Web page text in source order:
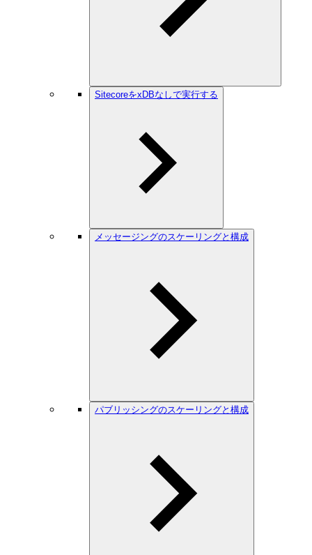
SitecoreをxDBなしで実行する
メッセージングのスケーリングと構成
パブリッシングのスケーリングと構成